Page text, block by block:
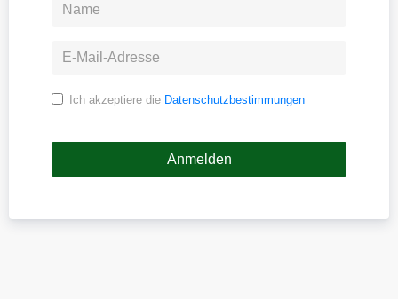
Ich akzeptiere die Datenschutzbestimmungen